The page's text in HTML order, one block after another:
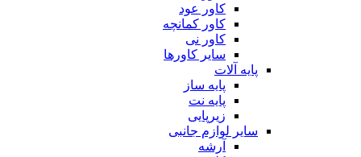
کاور عود
کاور کمانچه
کاور نی
سایر کاورها
پایه آلات
پایه ساز
پایه نت
زیرپایی
سایر لوازم جانبی
آرشه